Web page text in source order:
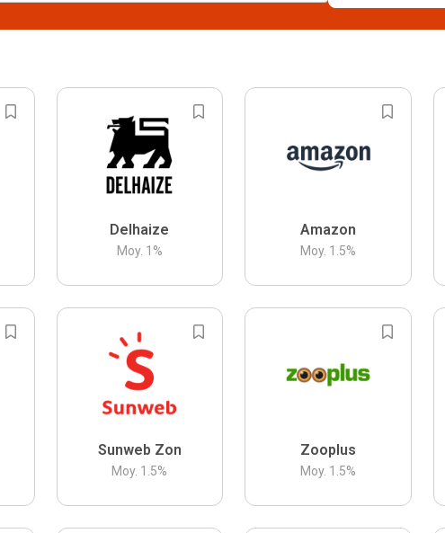
Delhaize
Moy. 1 %
Amazon
Moy. 1.5%
Sunweb Zon
Moy. 1.5%
Zooplus
Moy. 1.5%